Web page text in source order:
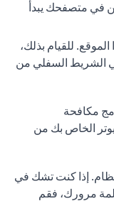
في متصفحك يبدأ
للقيام بذلك،
الشريط السفلي من
مكافحة
الخاص بك من
إذا كنت تشك في
مرورك، فقم